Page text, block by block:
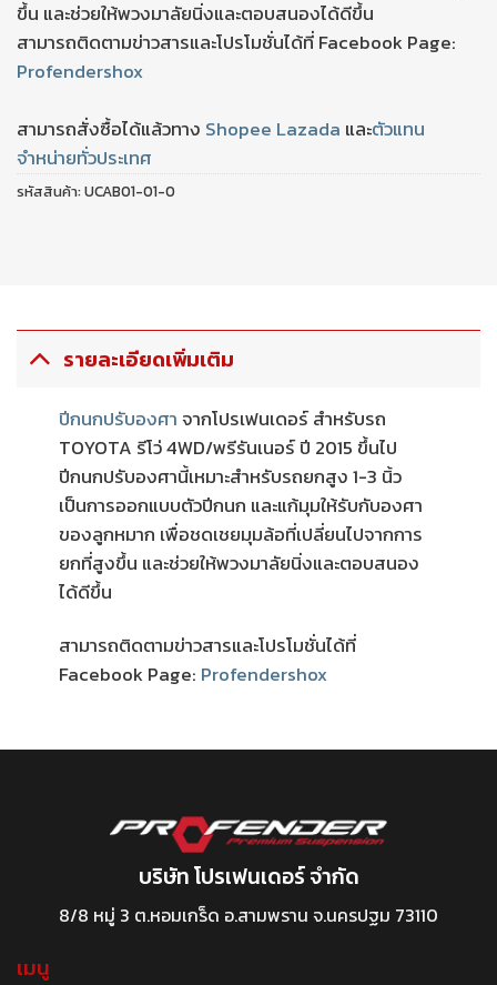
ขึ้น และช่วยให้พวงมาลัยนิ่งและตอบสนองได้ดีขึ้น
สามารถติดตามข่าวสารและโปรโมชั่นได้ที่ Facebook Page:
Profendershox
สามารถสั่งซื้อได้แล้วทาง Shopee Lazada และตัวแทน
จำหน่ายทั่วประเทศ
รหัสสินค้า:UCAB01-01-0
รายละเอียดเพิ่มเติม
ปีกนกปรับองศา จากโปรเฟนเดอร์ สำหรับรถ
TOYOTA รีโว่ 4WD/พรีรันเนอร์ ปี 2015 ขึ้นไป
ปีกนกปรับองศานี้เหมาะสำหรับรถยกสูง 1-3 นิ้ว
เป็นการออกแบบตัวปีกนก และแก้มุมให้รับกับองศา
ของลูกหมาก เพื่อชดเชยมุมล้อที่เปลี่ยนไปจากการ
ยกที่สูงขึ้น และช่วยให้พวงมาลัยนิ่งและตอบสนอง
ได้ดีขึ้น
สามารถติดตามข่าวสารและโปรโมชั่นได้ที่
Facebook Page: Profendershox
บริษัท โปรเฟนเดอร์ จำกัด
8/8 หมู่ 3 ต.หอมเกร็ด อ.สามพราน จ.นครปฐม 73110
เมนู